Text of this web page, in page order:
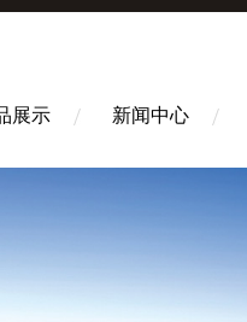
展示 新闻中心